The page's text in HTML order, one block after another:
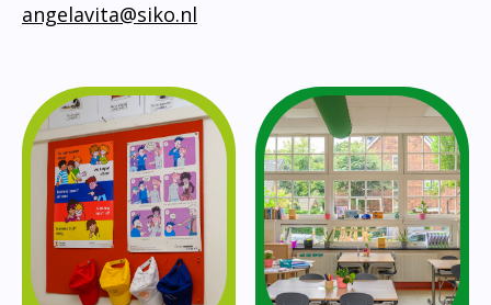
angelavita@siko.nl